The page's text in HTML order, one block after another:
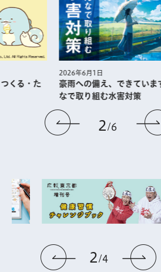
前のスライ
2 6
くる・た
2026年6月1日
豪雨への備え、できていま
なで取り組む水害対策
前のスライド
2 4